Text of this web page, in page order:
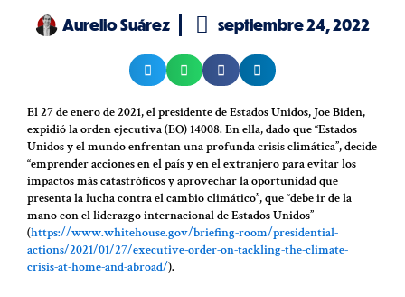
Aurelio Suárez septiembre 24, 2022
El 27 de enero de 2021, el presidente de Estados Unidos, Joe Biden,
expidió la orden ejecutiva (EO) 14008. En ella, dado que “Estados
Unidos y el mundo enfrentan una profunda crisis climática”, decide
“emprender acciones en el país y en el extranjero para evitar los
impactos más catastróficos y aprovechar la oportunidad que
presenta la lucha contra el cambio climático”, que “debe ir de la
mano con el liderazgo internacional de Estados Unidos”
(https://www.whitehouse.gov/briefing-room/presidential-
actions/2021/01/27/executive-order-on-tackling-the-climate-
crisis-at-home-and-abroad/).